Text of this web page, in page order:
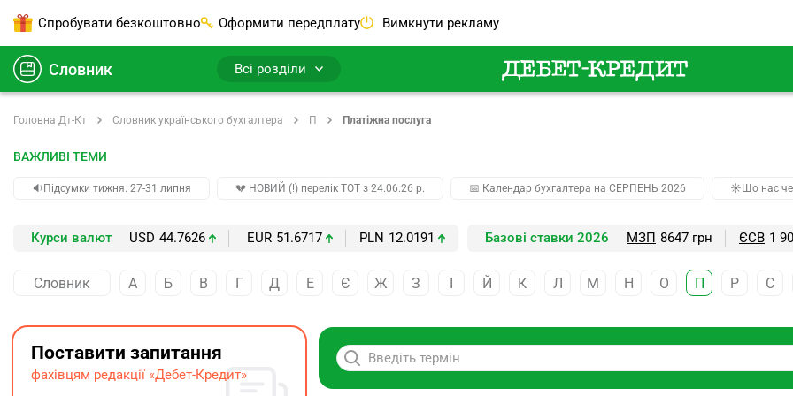
Спробувати безкоштовно Оформити передплату Вимкнути рекламу
Словник Всі розділи
Головна Дт-Кт Словник українського бухгалтера П Платіжна послуга
ВАЖЛИВІ ТЕМИ
🔉Підсумки тижня. 27-31 липня 💔 НОВИЙ (!) перелік ТОТ з 24.06.26 р. 📅 Календар бухгалтера на СЕРПЕНЬ 2026 ☀️Що нас
Курси валют EUR 51.6717 PLN 12.0191
USD 44.7626 Базові ставки 2026 МЗП 8647 грн ЄСВ 1
Словник А Б В Г Д Е Є Ж З І Й К Л М Н О П Р С
Поставити запитання
фахівцям редакції «Дебет-Кредит»